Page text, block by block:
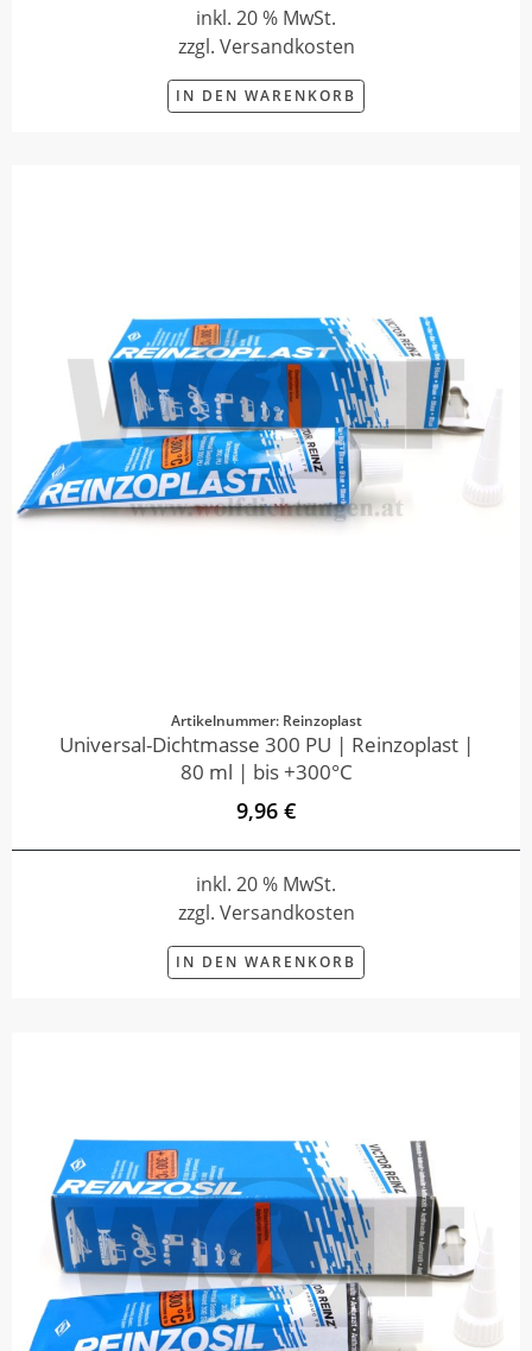
inkl. 20 % MwSt.
zzgl. Versandkosten
IN DEN WARENKORB
Artikelnummer: Reinzoplast
Universal-Dichtmasse 300 PU | Reinzoplast |
80 ml | bis +300°C
9,96 €
inkl. 20 % MwSt.
zzgl. Versandkosten
IN DEN WARENKORB